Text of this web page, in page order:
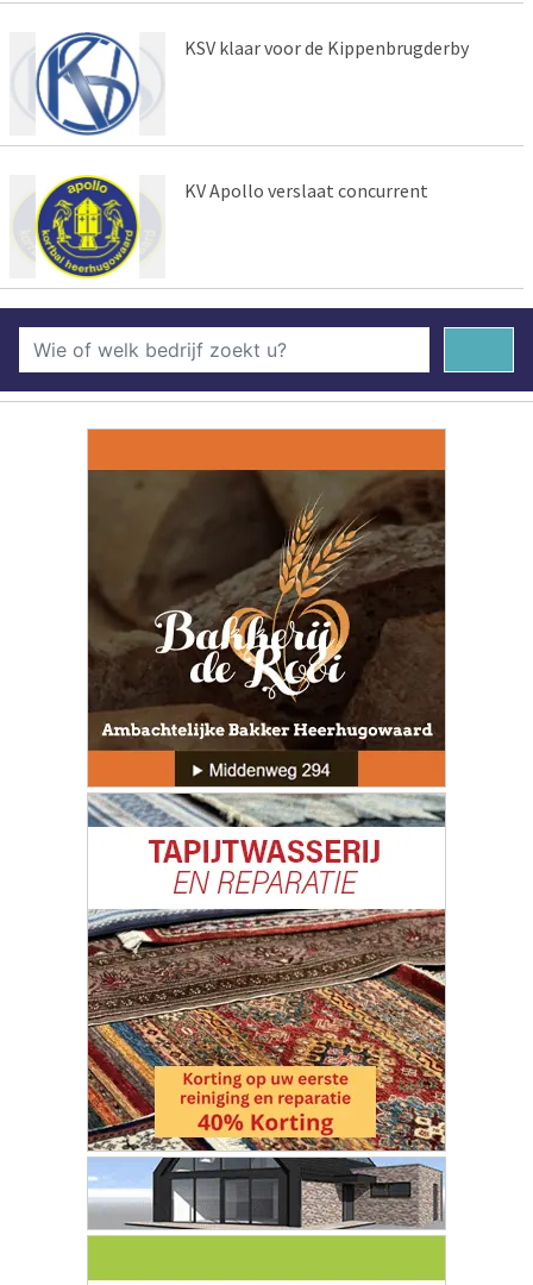
KSV klaar voor de Kippenbrugderby
KV Apollo verslaat concurrent